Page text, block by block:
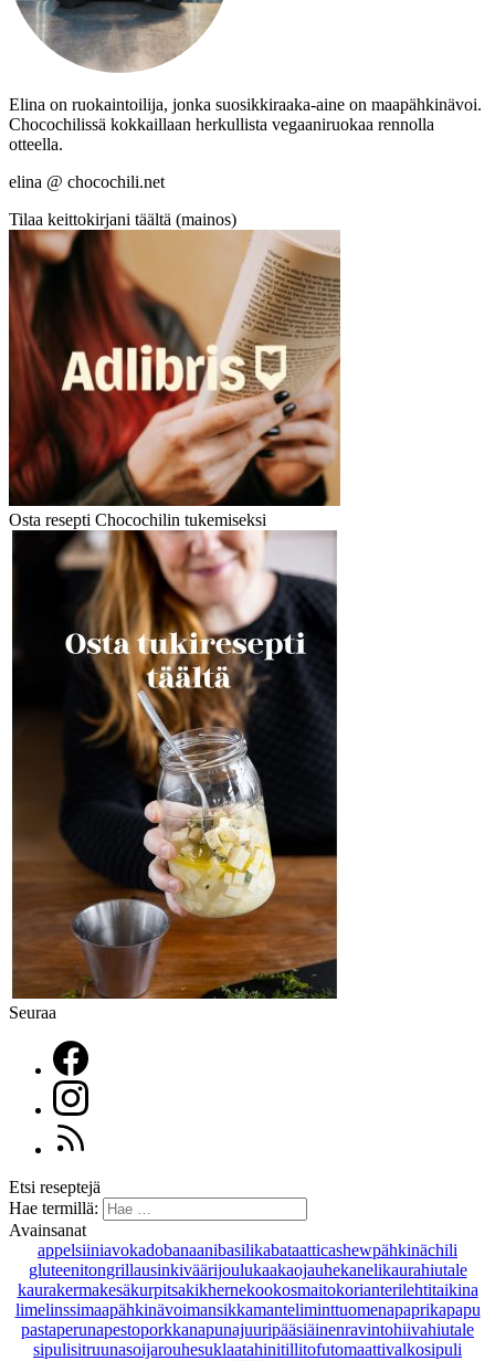
Elina on ruokaintoilija, jonka suosikkiraaka-aine on maapähkinävoi.
Chocochilissä kokkaillaan herkullista vegaaniruokaa rennolla
otteella.
elina @ chocochili.net
Tilaa keittokirjani täältä (mainos)
Osta resepti Chocochilin tukemiseksi
Seuraa
Etsi reseptejä
Hae termillä:
Avainsanat
appelsiiniavokadobanaanibasilikabataatticashewpähkinächili
gluteenitongrillausinkiväärijoulukaakaojauhekanelikaurahiutale
kaurakermakesäkurpitsakikhernekookosmaitokorianterilehtitaikina
limelinssimaapähkinävoimansikkamanteliminttuomenapaprikapapu
pastaperunapestoporkkanapunajuuripääsiäinenravintohiivahiutale
sipulisitruunasoijarouhesuklaatahinitillitofutomaattivalkosipuli